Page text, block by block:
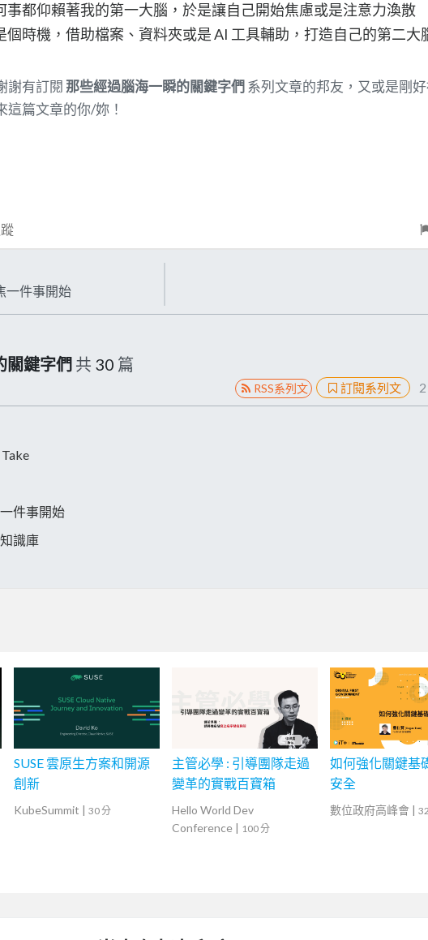
事都仰賴著我的第一大腦，於是讓自己開始焦慮或是注意力渙散
個時機，借助檔案、資料夾或是 AI 工具輔助，打造自己的第二大
謝有訂閱 那些經過腦海一瞬的關鍵字們 系列文章的邦友，又或是剛
這篇文章的你/妳！
一件事開始
關鍵字們 共 30 篇
RSS系列文 訂閱系列文 2
件事開始
識庫
SUSE 雲原生方案和開源
創新
KubeSummit | 30 分
主管必學 : 引導團隊走過
變革的實戰百寶箱
Hello World Dev
Conference | 100 分
如何強化關鍵基
安全
數位政府高峰會 |